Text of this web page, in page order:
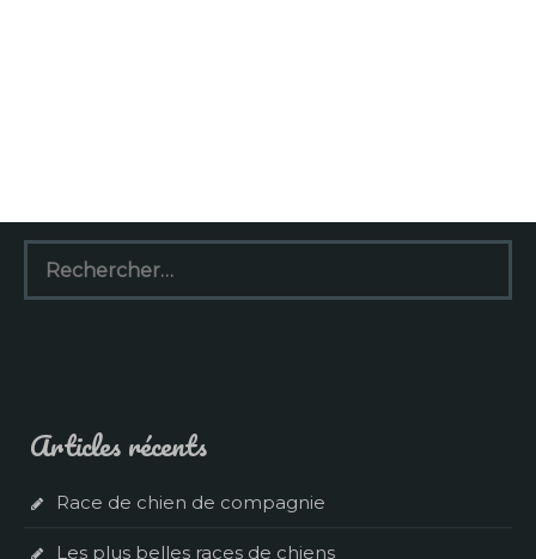
Rechercher :
Articles récents
Race de chien de compagnie
Les plus belles races de chiens